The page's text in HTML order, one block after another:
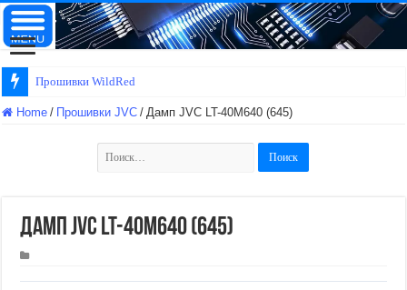
Прошивки WildRed
Home / Прошивки JVC / Дамп JVC LT-40M640 (645)
Найти:
Дамп JVC LT-40M640 (645)